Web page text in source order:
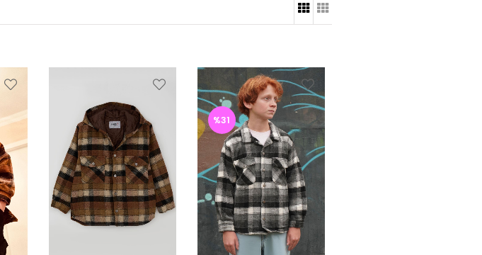
%31